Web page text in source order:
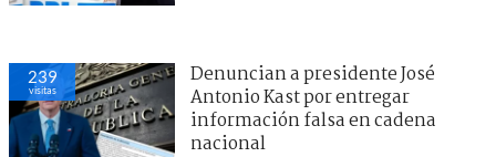
239
visitas
Denuncian a presidente José
Antonio Kast por entregar
información falsa en cadena
nacional